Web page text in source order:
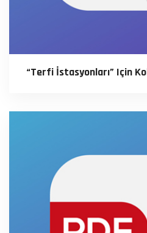
“Terfi İstasyonları” Için